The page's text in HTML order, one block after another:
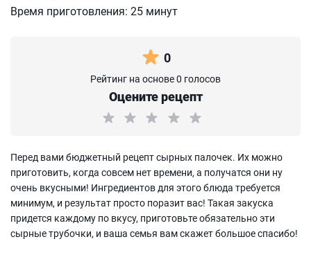
Время приготовления: 25 минут
0
Рейтинг на основе 0 голосов
Оцените рецепт
Перед вами бюджетный рецепт сырных палочек. Их можно
приготовить, когда совсем нет времени, а получатся они ну
очень вкусными! Ингредиентов для этого блюда требуется
минимум, и результат просто поразит вас! Такая закуска
придется каждому по вкусу, приготовьте обязательно эти
сырные трубочки, и ваша семья вам скажет большое спасибо!